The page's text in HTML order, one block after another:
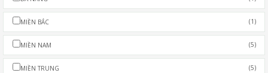
MIỀN BẮC (1)
MIỀN NAM (5)
MIỀN TRUNG (5)